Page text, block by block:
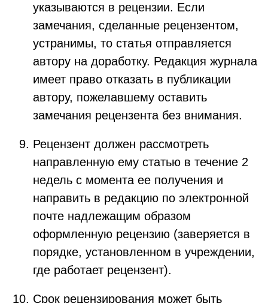
указываются в рецензии. Если
замечания, сделанные рецензентом,
устранимы, то статья отправляется
автору на доработку. Редакция журнала
имеет право отказать в публикации
автору, пожелавшему оставить
замечания рецензента без внимания.
Рецензент должен рассмотреть
направленную ему статью в течение 2
недель с момента ее получения и
направить в редакцию по электронной
почте надлежащим образом
оформленную рецензию (заверяется в
порядке, установленном в учреждении,
где работает рецензент).
Срок рецензирования может быть